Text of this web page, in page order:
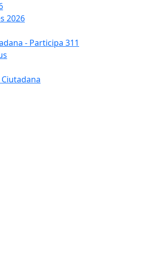
2026
- Participa 311